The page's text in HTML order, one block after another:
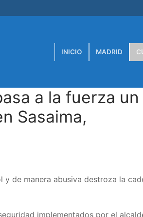
INICIO MADRID
a la fuerza un
Sasaima,
de manera abusiva destroza la
implementados por el